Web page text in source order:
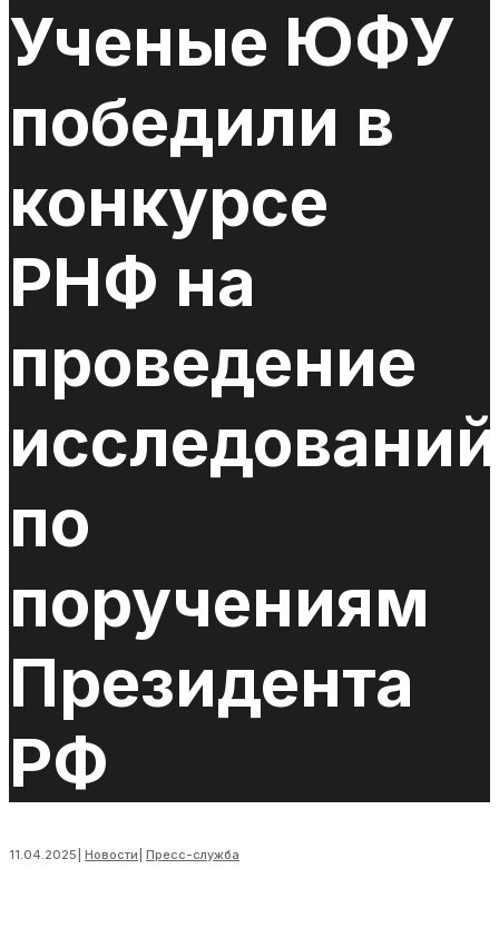
Ученые ЮФУ
победили в
конкурсе
РНФ на
проведение
исследований
по
поручениям
Президента
РФ
11.04.2025 Новости Пресс-служба